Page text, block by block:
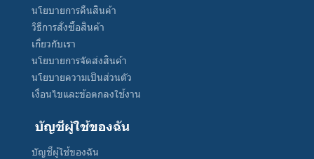
นโยบายการคืนสินค้า
วิธีการสั่งซื้อสินค้า
เกี่ยวกับเรา
นโยบายการจัดส่งสินค้า
นโยบายความเป็นส่วนตัว
เงื่อนไขและข้อตกลงใช้งาน
บัญชีผู้ใช้ของฉัน
บัญชีผู้ใช้ของฉัน